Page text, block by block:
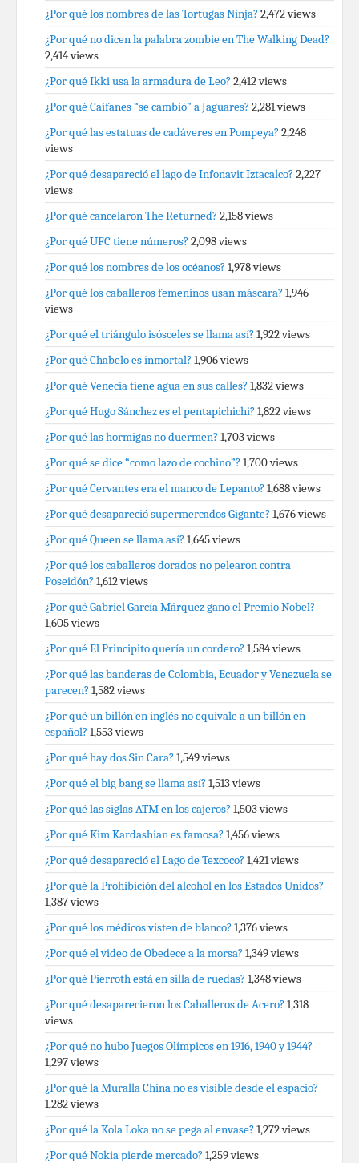
¿Por qué los nombres de las Tortugas Ninja? 2,472 views
¿Por qué no dicen la palabra zombie en The Walking Dead?
2,414 views
¿Por qué Ikki usa la armadura de Leo? 2,412 views
¿Por qué Caifanes “se cambió” a Jaguares? 2,281 views
¿Por qué las estatuas de cadáveres en Pompeya? 2,248
views
¿Por qué desapareció el lago de Infonavit Iztacalco? 2,227
views
¿Por qué cancelaron The Returned? 2,158 views
¿Por qué UFC tiene números? 2,098 views
¿Por qué los nombres de los océanos? 1,978 views
¿Por qué los caballeros femeninos usan máscara? 1,946
views
¿Por qué el triángulo isósceles se llama así? 1,922 views
¿Por qué Chabelo es inmortal? 1,906 views
¿Por qué Venecia tiene agua en sus calles? 1,832 views
¿Por qué Hugo Sánchez es el pentapichichi? 1,822 views
¿Por qué las hormigas no duermen? 1,703 views
¿Por qué se dice “como lazo de cochino”? 1,700 views
¿Por qué Cervantes era el manco de Lepanto? 1,688 views
¿Por qué desapareció supermercados Gigante? 1,676 views
¿Por qué Queen se llama así? 1,645 views
¿Por qué los caballeros dorados no pelearon contra
Poseidón? 1,612 views
¿Por qué Gabriel García Márquez ganó el Premio Nobel?
1,605 views
¿Por qué El Principito quería un cordero? 1,584 views
¿Por qué las banderas de Colombia, Ecuador y Venezuela se
parecen? 1,582 views
¿Por qué un billón en inglés no equivale a un billón en
español? 1,553 views
¿Por qué hay dos Sin Cara? 1,549 views
¿Por qué el big bang se llama así? 1,513 views
¿Por qué las siglas ATM en los cajeros? 1,503 views
¿Por qué Kim Kardashian es famosa? 1,456 views
¿Por qué desapareció el Lago de Texcoco? 1,421 views
¿Por qué la Prohibición del alcohol en los Estados Unidos?
1,387 views
¿Por qué los médicos visten de blanco? 1,376 views
¿Por qué el video de Obedece a la morsa? 1,349 views
¿Por qué Pierroth está en silla de ruedas? 1,348 views
¿Por qué desaparecieron los Caballeros de Acero? 1,318
views
¿Por qué no hubo Juegos Olímpicos en 1916, 1940 y 1944?
1,297 views
¿Por qué la Muralla China no es visible desde el espacio?
1,282 views
¿Por qué la Kola Loka no se pega al envase? 1,272 views
¿Por qué Nokia pierde mercado? 1,259 views